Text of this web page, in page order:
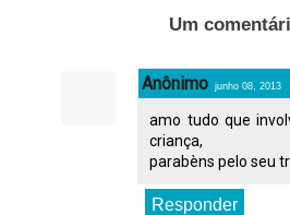
Um
Anônimo junho 08, 2013
amo tudo que
criança,
parabèns pelo seu
Responder